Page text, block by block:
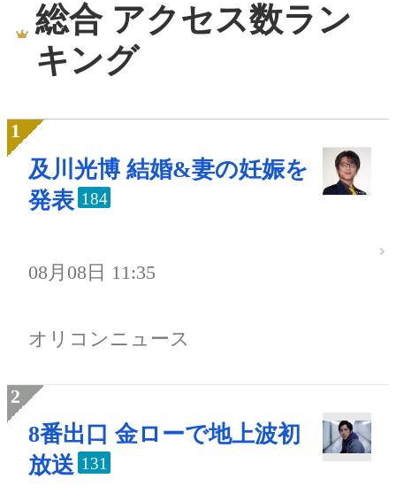
総合 アクセス数ラン
キング
及川光博 結婚&妻の妊娠を
発表 184
08月08日 11:35
オリコンニュース
8番出口 金ローで地上波初
放送 131